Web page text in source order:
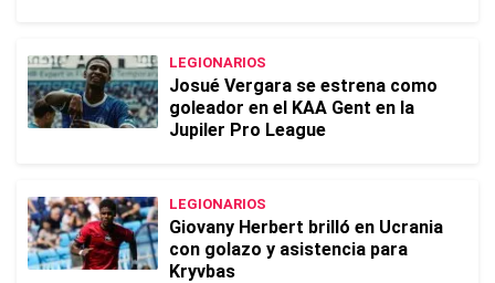
LEGIONARIOS
Josué Vergara se estrena como
goleador en el KAA Gent en la
Jupiler Pro League
LEGIONARIOS
Giovany Herbert brilló en Ucrania
con golazo y asistencia para
Kryvbas